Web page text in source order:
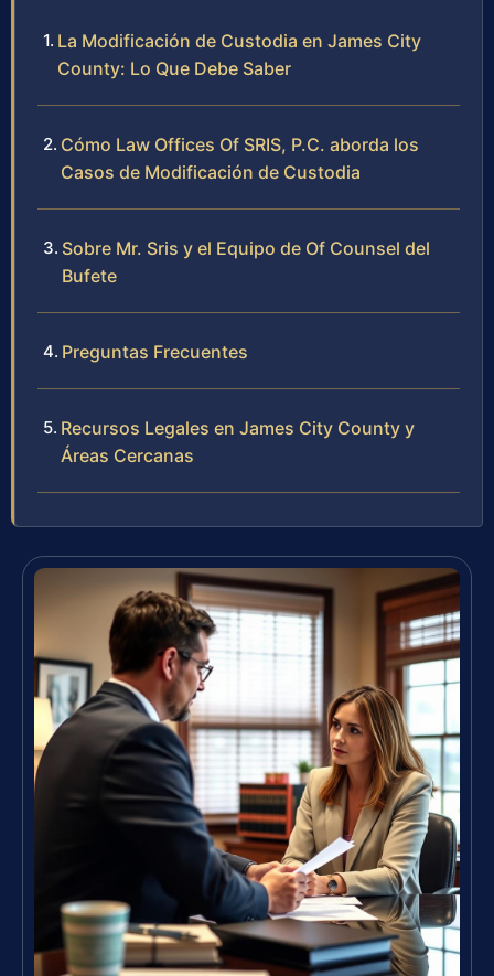
La Modificación de Custodia en James City
County: Lo Que Debe Saber
Cómo Law Offices Of SRIS, P.C. aborda los
Casos de Modificación de Custodia
Sobre Mr. Sris y el Equipo de Of Counsel del
Bufete
Preguntas Frecuentes
Recursos Legales en James City County y
Áreas Cercanas